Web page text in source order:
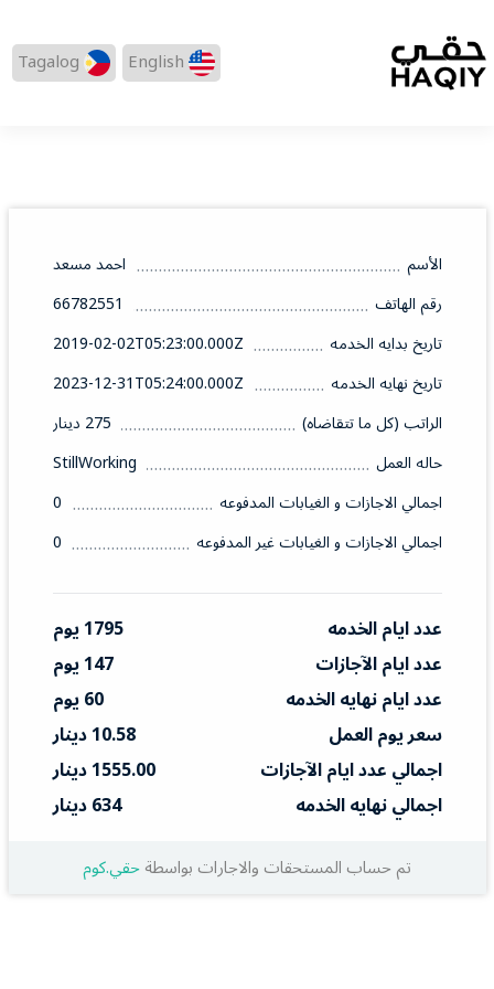
English
Tagalog
الأسم
احمد مسعد
رقم الهاتف
66782551
تاريخ بدايه الخدمه
2019-02-02T05:23:00.000Z
تاريخ نهايه الخدمه
2023-12-31T05:24:00.000Z
الراتب (كل ما تتقاضاه)
275 دينار
حاله العمل
StillWorking
اجمالي الاجازات و الغيابات المدفوعه
0
اجمالي الاجازات و الغيابات غير المدفوعه
0
عدد ايام الخدمه
1795 يوم
عدد ايام الآجازات
147 يوم
عدد ايام نهايه الخدمه
60 يوم
سعر يوم العمل
10.58 دينار
اجمالي عدد ايام الآجازات
1555.00 دينار
اجمالي نهايه الخدمه
634 دينار
تم حساب المستحقات والاجارات بواسطةحقي.كوم